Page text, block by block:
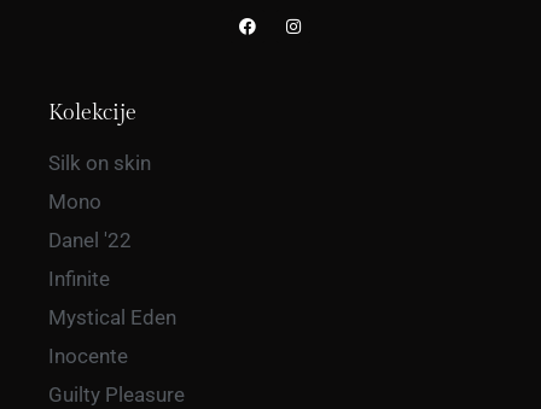
Kolekcije
Silk on skin
Mono
Danel '22
Infinite
Mystical Eden
Inocente
Guilty Pleasure